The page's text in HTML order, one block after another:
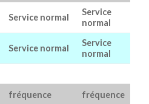
Service normal
Service
normal
Service normal
Service
normal
fréquence fréquence